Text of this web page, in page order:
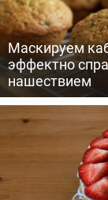
Маскируем
эффектно
нашествием